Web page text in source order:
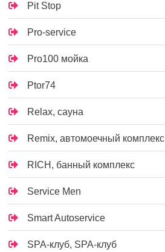
Pit Stop
Pro-service
Pro100 мойка
Ptor74
Relax, сауна
Remix, автомоечный комплекс
RICH, банный комплекс
Service Men
Smart Autoservice
SPA-клуб, SPA-клуб